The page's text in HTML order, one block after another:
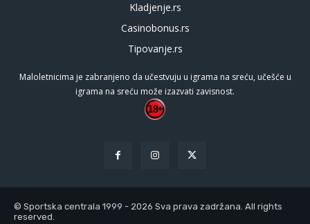
Kladjenje.rs
Casinobonus.rs
Tipovanje.rs
Maloletnicima je zabranjeno da učestvuju u igrama na sreću, učešće u
igrama na sreću može izazvati zavisnost.
© Sportska centrala 1999 - 2026 Sva prava zadržana. All rights
reserved.